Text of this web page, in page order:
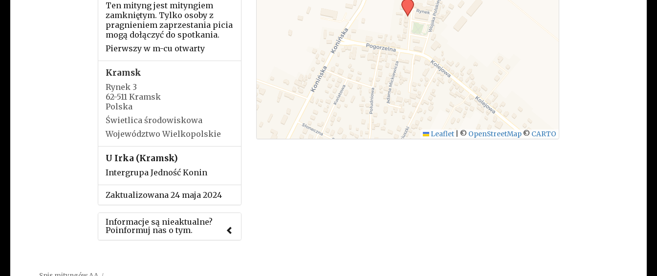
Ten mityng jest mityngiem
zamkniętym. Tylko osoby z
pragnieniem zaprzestania picia
mogą dołączyć do spotkania.
Pierwszy w m-cu otwarty
Kramsk
Rynek 3
62-511 Kramsk
Polska
Świetlica środowiskowa
Województwo Wielkopolskie
U Irka (Kramsk)
Intergrupa Jedność Konin
Zaktualizowana 24 maja 2024
Informacje są nieaktualne?
Poinformuj nas o tym.
Leaflet © OpenStreetMap © CARTO